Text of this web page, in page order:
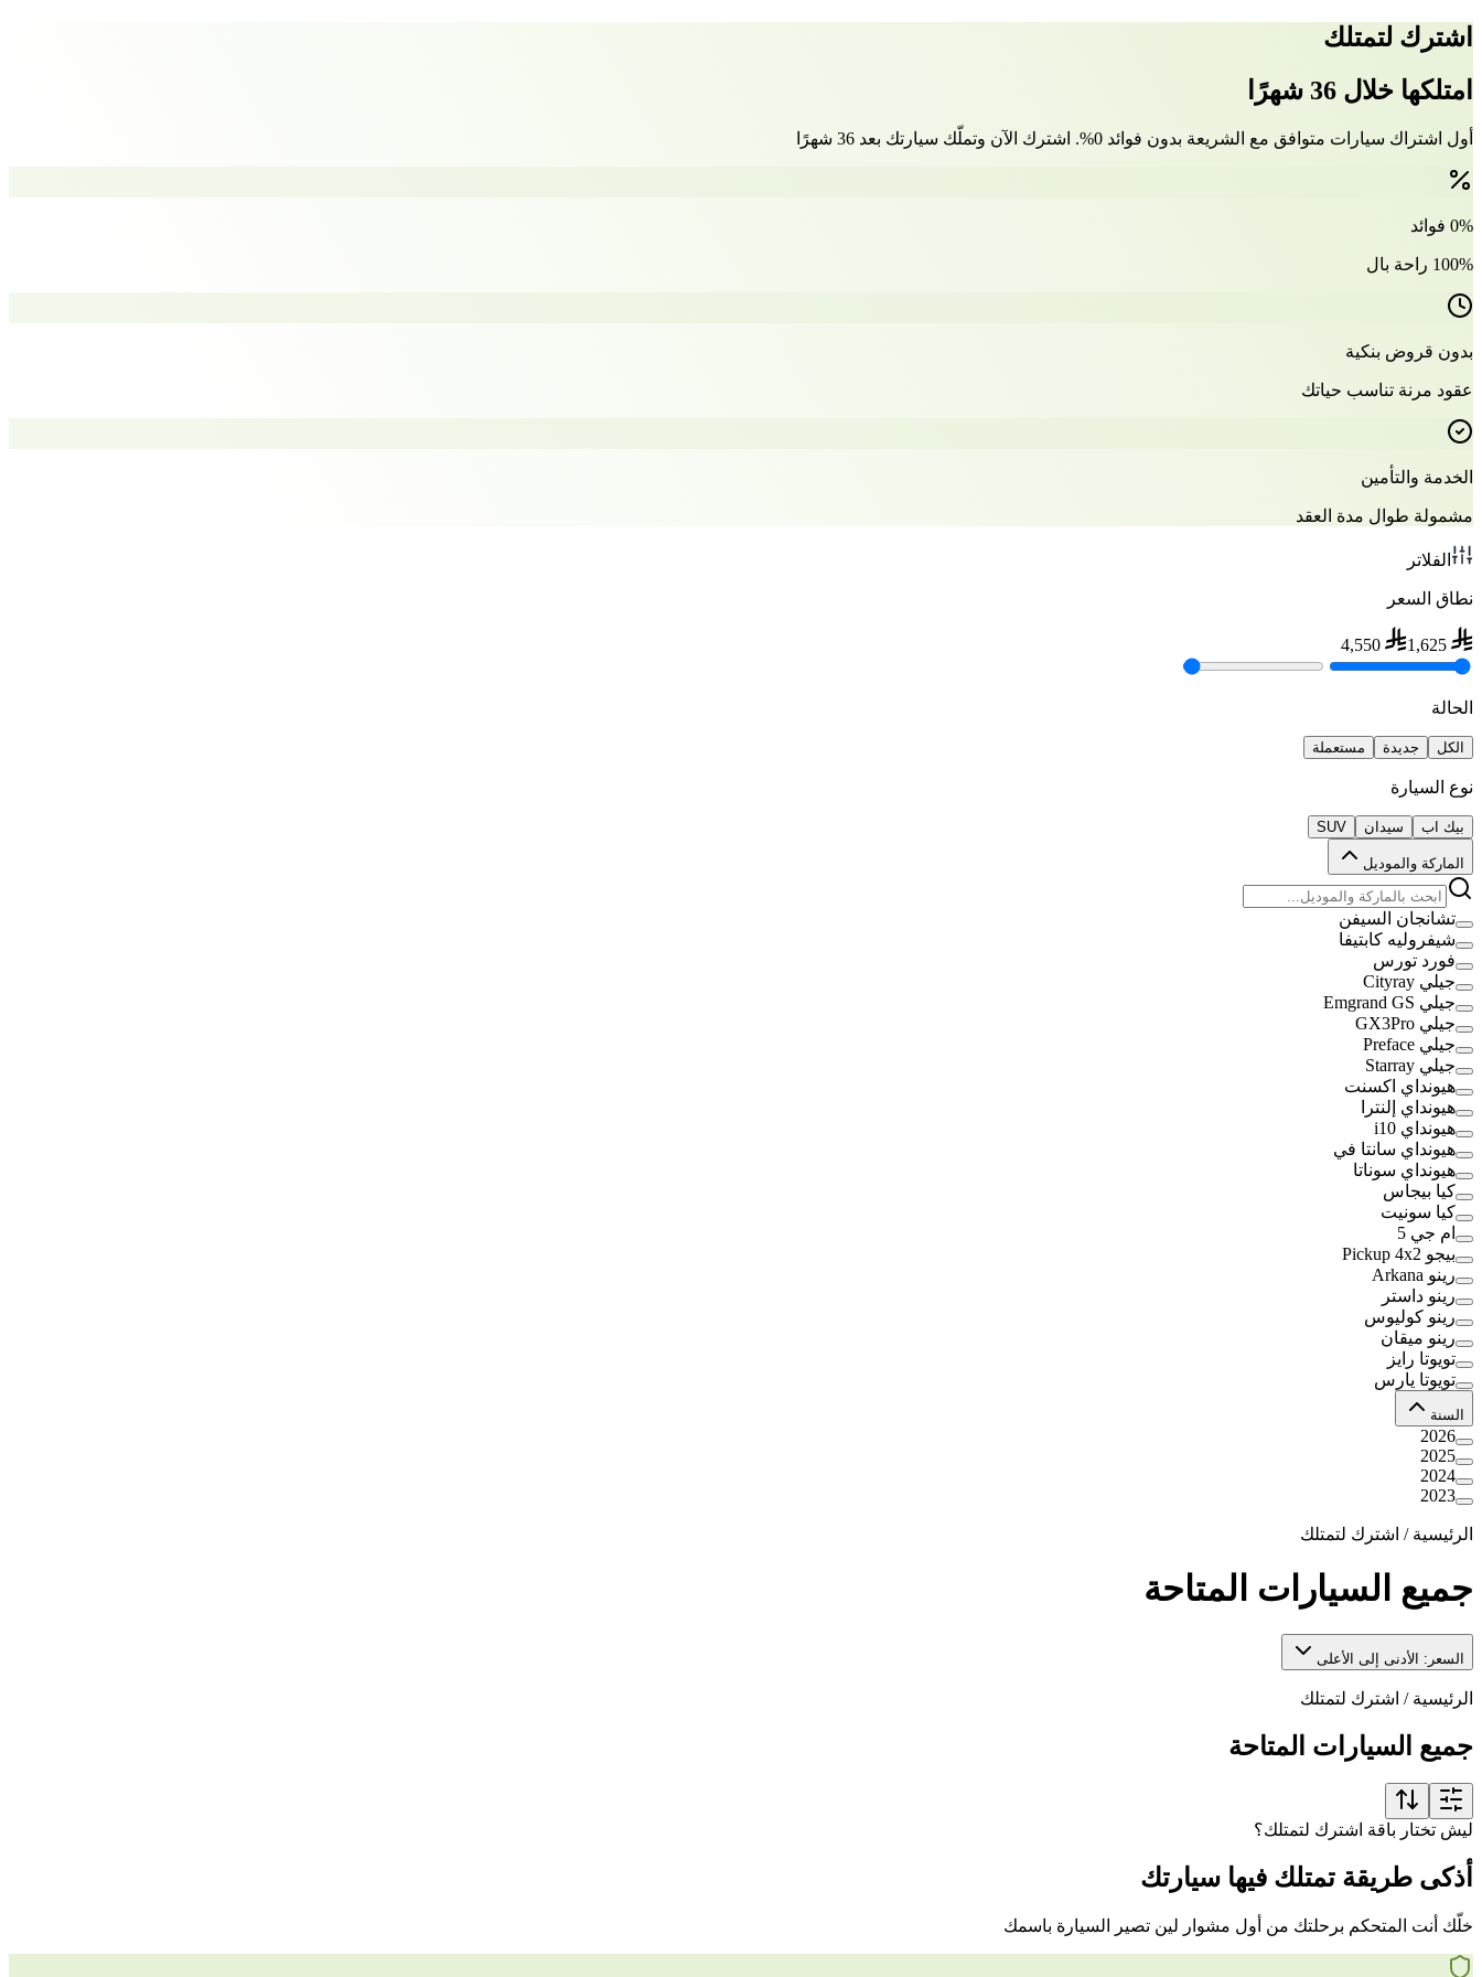
اشترك لتمتلك
امتلكها خلال 36 شهرًا
أول اشتراك سيارات متوافق مع الشريعة بدون فوائد 0%. اشترك الآن وتملّك سيارتك بعد 36 شهرًا
0% فوائد
100% راحة بال
بدون قروض بنكية
عقود مرنة تناسب حياتك
الخدمة والتأمين
مشمولة طوال مدة العقد
الفلاتر
نطاق السعر
1,625
4,550
الحالة
الكل جديدة مستعملة
نوع السيارة
بيك اب سيدان SUV
الماركة والموديل
تشانجان السيفن
شيفروليه كابتيفا
فورد تورس
جيلي Cityray
جيلي Emgrand GS
جيلي GX3Pro
جيلي Preface
جيلي Starray
هيونداي اكسنت
هيونداي إلنترا
هيونداي i10
هيونداي سانتا في
هيونداي سوناتا
كيا بيجاس
كيا سونيت
ام جي 5
بيجو Pickup 4x2
رينو Arkana
رينو داستر
رينو كوليوس
رينو ميقان
تويوتا رايز
تويوتا يارس
السنة
2026
2025
2024
2023
الرئيسية / اشترك لتمتلك
جميع السيارات المتاحة
السعر: الأدنى إلى الأعلى
الرئيسية / اشترك لتمتلك
جميع السيارات المتاحة
ليش تختار باقة اشترك لتمتلك؟
أذكى طريقة تمتلك فيها سيارتك
خلّك أنت المتحكم برحلتك من أول مشوار لين تصير السيارة باسمك